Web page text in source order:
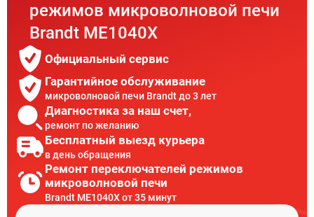
режимов микроволновой печи
Brandt ME1040X
Официальный сервис
Гарантийное обслуживание
микроволновой печи Brandt до 3 лет
Диагностика за наш счет,
ремонт по желанию
Бесплатный выезд курьера
в день обращения
Ремонт переключателей режимов
микроволновой печи
Brandt ME1040X от 35 минут